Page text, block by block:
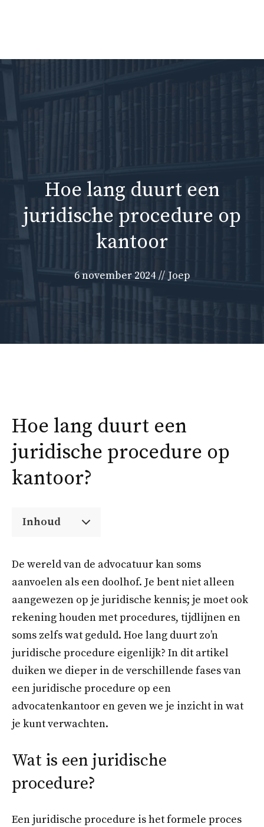
inhoud
Hoe lang duurt een
juridische procedure op
kantoor
6 november 2024 // Joep
Hoe lang duurt een
juridische procedure op
kantoor?
Inhoud
De wereld van de advocatuur kan soms
aanvoelen als een doolhof. Je bent niet alleen
aangewezen op je juridische kennis; je moet ook
rekening houden met procedures, tijdlijnen en
soms zelfs wat geduld. Hoe lang duurt zo’n
juridische procedure eigenlijk? In dit artikel
duiken we dieper in de verschillende fases van
een juridische procedure op een
advocatenkantoor en geven we je inzicht in wat
je kunt verwachten.
Wat is een juridische
procedure?
Een juridische procedure is het formele proces